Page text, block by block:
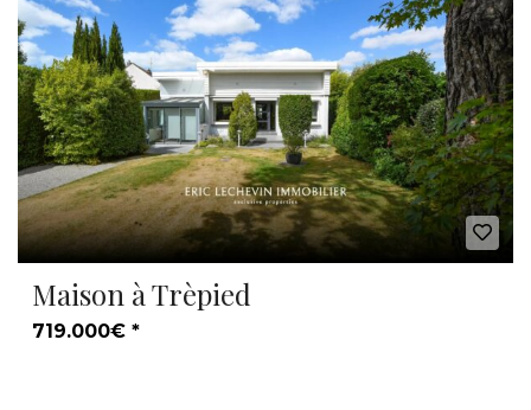
Maison à Trèpied
719.000€ *